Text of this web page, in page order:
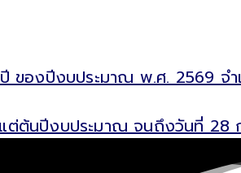
มปี ของปีงบประมาณ พ.ศ.
ต่ต้นปีงบประมาณ จนถึงวันที่ 28